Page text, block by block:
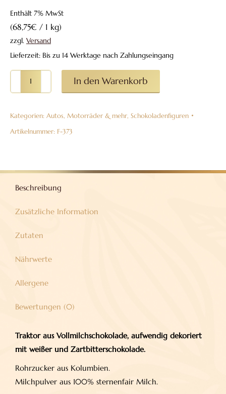
Enthält 7% MwSt
(68,75€ / 1 kg)
zzgl. Versand
Lieferzeit: Bis zu 14 Werktage nach Zahlungseingang
Traktor
aus
38%
Menge
In den Warenkorb
Kategorien: Autos, Motorräder & mehr, Schokoladenfiguren
Artikelnummer: F-373
Beschreibung
Zusätzliche Information
Zutaten
Nährwerte
Allergene
Bewertungen (0)
Traktor aus Vollmilchschokolade, aufwendig dekoriert
mit weißer und Zartbitterschokolade.
Rohrzucker aus Kolumbien.
Milchpulver aus 100% sternenfair Milch.